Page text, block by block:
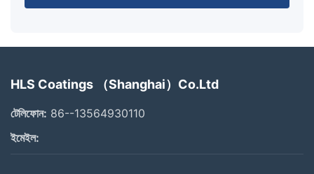
HLS Coatings （Shanghai）Co.Ltd
টেলিফোন: 86--13564930110
ইমেইল: